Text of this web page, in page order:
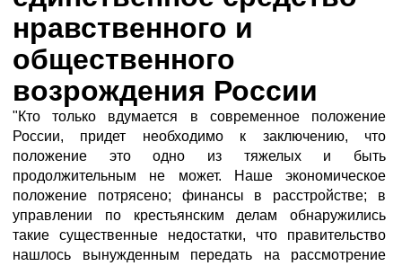
нравственного и
общественного
возрождения России
"Кто только вдумается в современное положение
России, придет необходимо к заключению, что
положение это одно из тяжелых и быть
продолжительным не может. Наше экономическое
положение потрясено; финансы в расстройстве; в
управлении по крестьянским делам обнаружились
такие существенные недостатки, что правительство
нашлось вынужденным передать на рассмотрение